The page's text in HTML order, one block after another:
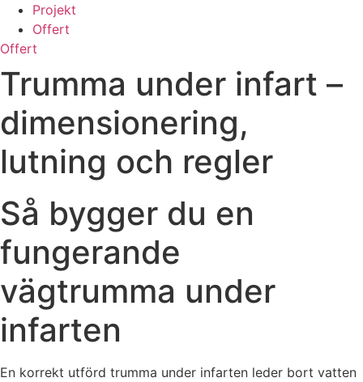
Projekt
Offert
Offert
Trumma under infart –
dimensionering,
lutning och regler
Så bygger du en
fungerande
vägtrumma under
infarten
En korrekt utförd trumma under infarten leder bort vatten